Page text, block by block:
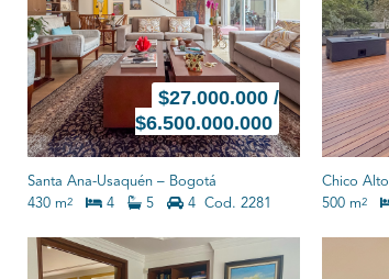
$27.000.000 /
$6.500.000.000
Santa Ana-Usaquén – Bogotá
430 m2 4 5 4 Cod. 2281
Chico Alto
500 m2